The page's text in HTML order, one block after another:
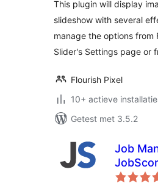
This plugin will display
slideshow with several
manage the options from
Slider's Settings page or
Flourish Pixel
10+ actieve
Getest met 3.5.2
Job